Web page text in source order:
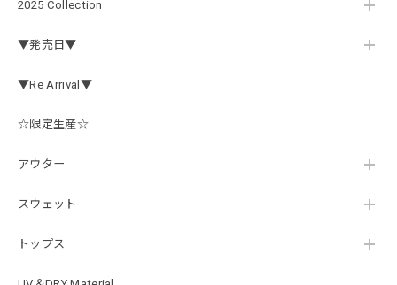
2025 Collection
▼発売日▼
▼Re Arrival▼
☆限定生産☆
アウター
スウェット
トップス
定です。 可愛いですよ。 生地もしっかりしていて良かった
はじめて利用しましたが、商品の梱包も問題なく大変迅速に
ジが同封されており、気遣いの行き届いた対応だなと感じま
後は購入したルアーで実釣するのみです！ ありがとうござい